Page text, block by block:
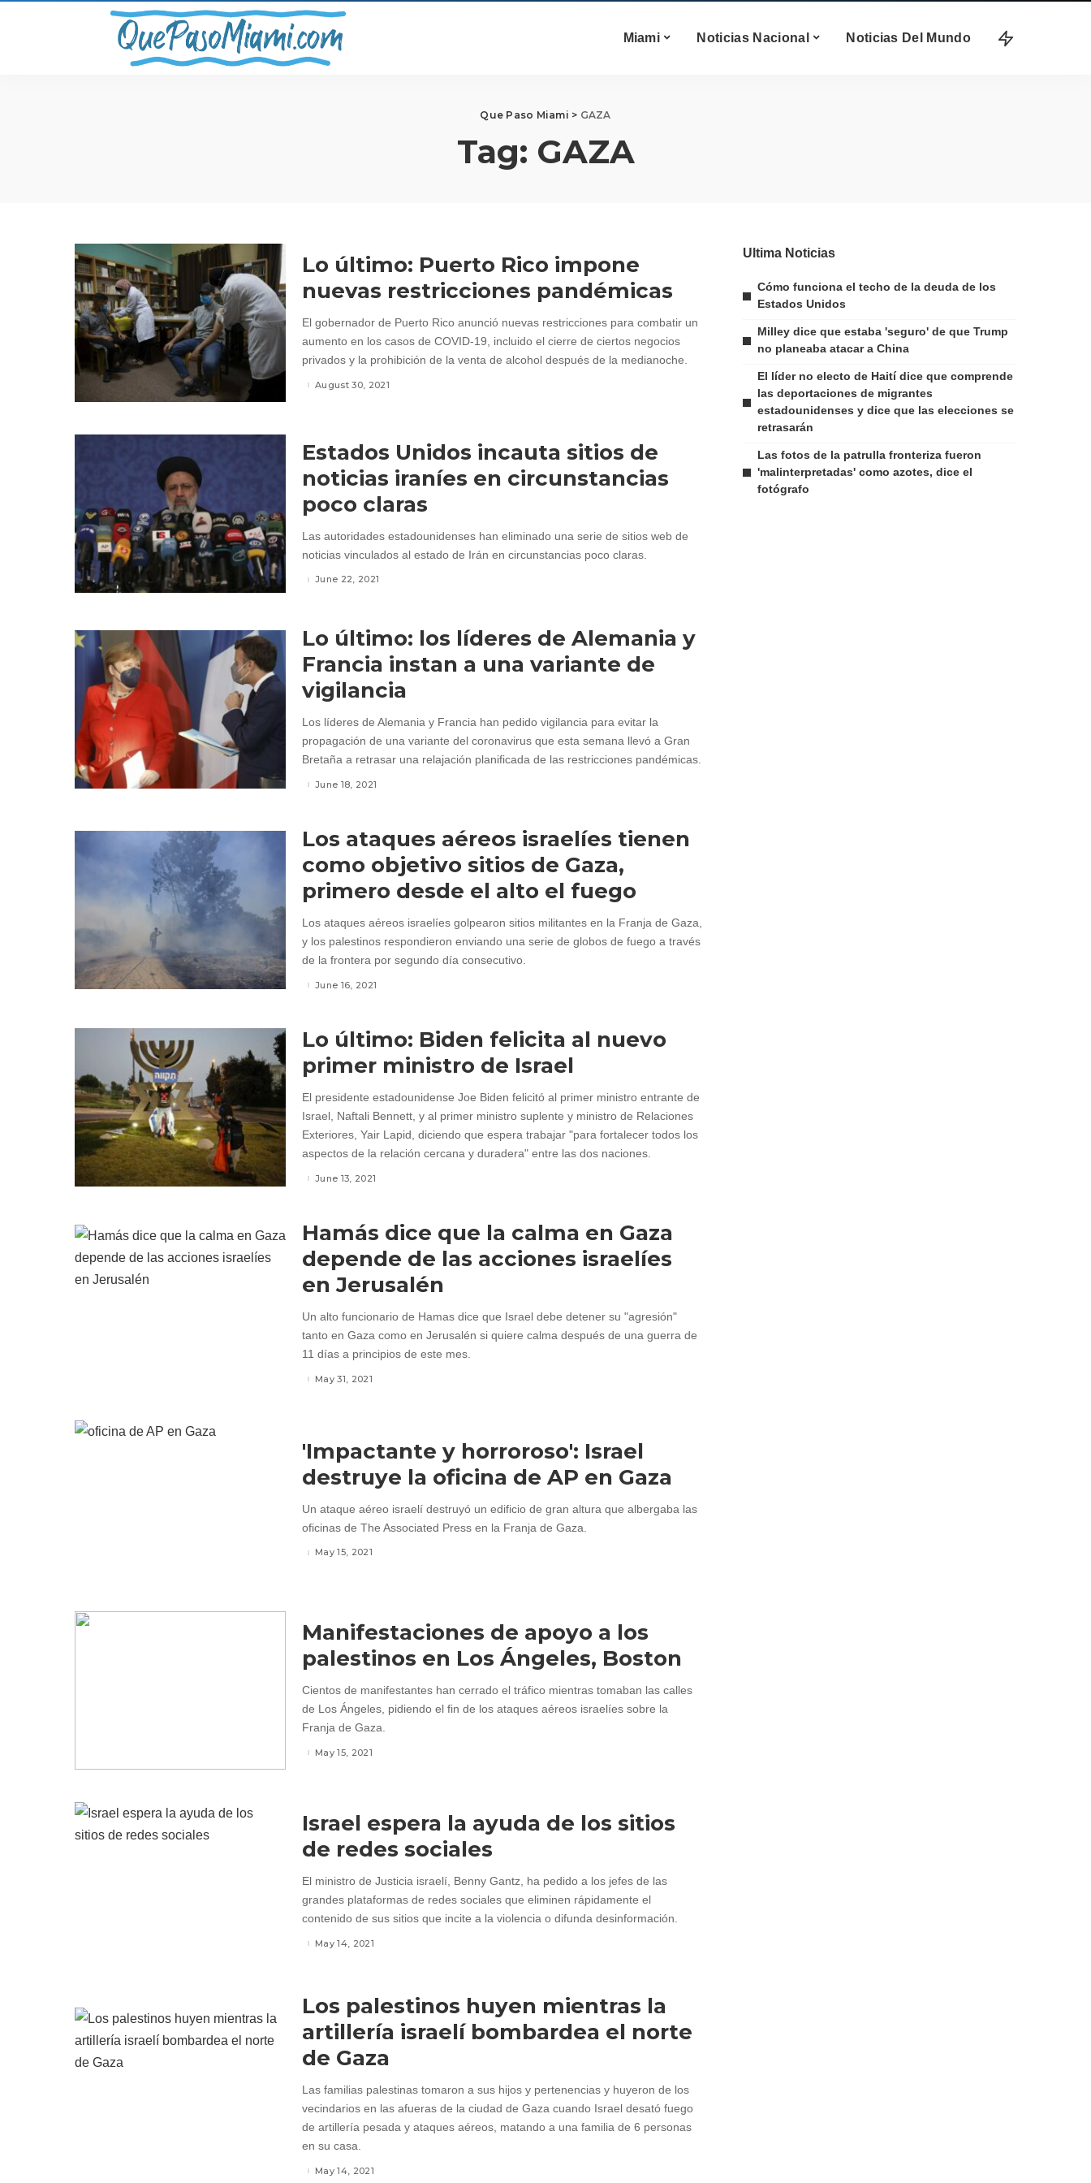
Miami Noticias Nacional Noticias Del Mundo
Que Paso Miami > GAZA
Tag: GAZA
Lo último: Puerto Rico impone
nuevas restricciones pandémicas
El gobernador de Puerto Rico anunció nuevas restricciones para combatir un
aumento en los casos de COVID-19, incluido el cierre de ciertos negocios
privados y la prohibición de la venta de alcohol después de la medianoche.
August 30, 2021
Estados Unidos incauta sitios de
noticias iraníes en circunstancias
poco claras
Las autoridades estadounidenses han eliminado una serie de sitios web de
noticias vinculados al estado de Irán en circunstancias poco claras.
June 22, 2021
Lo último: los líderes de Alemania y
Francia instan a una variante de
vigilancia
Los líderes de Alemania y Francia han pedido vigilancia para evitar la
propagación de una variante del coronavirus que esta semana llevó a Gran
Bretaña a retrasar una relajación planificada de las restricciones pandémicas.
June 18, 2021
Los ataques aéreos israelíes tienen
como objetivo sitios de Gaza,
primero desde el alto el fuego
Los ataques aéreos israelíes golpearon sitios militantes en la Franja de Gaza,
y los palestinos respondieron enviando una serie de globos de fuego a través
de la frontera por segundo día consecutivo.
June 16, 2021
Lo último: Biden felicita al nuevo
primer ministro de Israel
El presidente estadounidense Joe Biden felicitó al primer ministro entrante de
Israel, Naftali Bennett, y al primer ministro suplente y ministro de Relaciones
Exteriores, Yair Lapid, diciendo que espera trabajar "para fortalecer todos los
aspectos de la relación cercana y duradera" entre las dos naciones.
June 13, 2021
Hamás dice que la calma en Gaza
depende de las acciones israelíes
en Jerusalén
Un alto funcionario de Hamas dice que Israel debe detener su "agresión"
tanto en Gaza como en Jerusalén si quiere calma después de una guerra de
11 días a principios de este mes.
May 31, 2021
'Impactante y horroroso': Israel
destruye la oficina de AP en Gaza
Un ataque aéreo israelí destruyó un edificio de gran altura que albergaba las
oficinas de The Associated Press en la Franja de Gaza.
May 15, 2021
Manifestaciones de apoyo a los
palestinos en Los Ángeles, Boston
Cientos de manifestantes han cerrado el tráfico mientras tomaban las calles
de Los Ángeles, pidiendo el fin de los ataques aéreos israelíes sobre la
Franja de Gaza.
May 15, 2021
Israel espera la ayuda de los sitios
de redes sociales
El ministro de Justicia israelí, Benny Gantz, ha pedido a los jefes de las
grandes plataformas de redes sociales que eliminen rápidamente el
contenido de sus sitios que incite a la violencia o difunda desinformación.
May 14, 2021
Los palestinos huyen mientras la
artillería israelí bombardea el norte
de Gaza
Las familias palestinas tomaron a sus hijos y pertenencias y huyeron de los
vecindarios en las afueras de la ciudad de Gaza cuando Israel desató fuego
de artillería pesada y ataques aéreos, matando a una familia de 6 personas
en su casa.
May 14, 2021
Ultima Noticias
Cómo funciona el techo de la deuda de los
Estados Unidos
Milley dice que estaba 'seguro' de que Trump
no planeaba atacar a China
El líder no electo de Haití dice que comprende
las deportaciones de migrantes
estadounidenses y dice que las elecciones se
retrasarán
Las fotos de la patrulla fronteriza fueron
'malinterpretadas' como azotes, dice el
fotógrafo